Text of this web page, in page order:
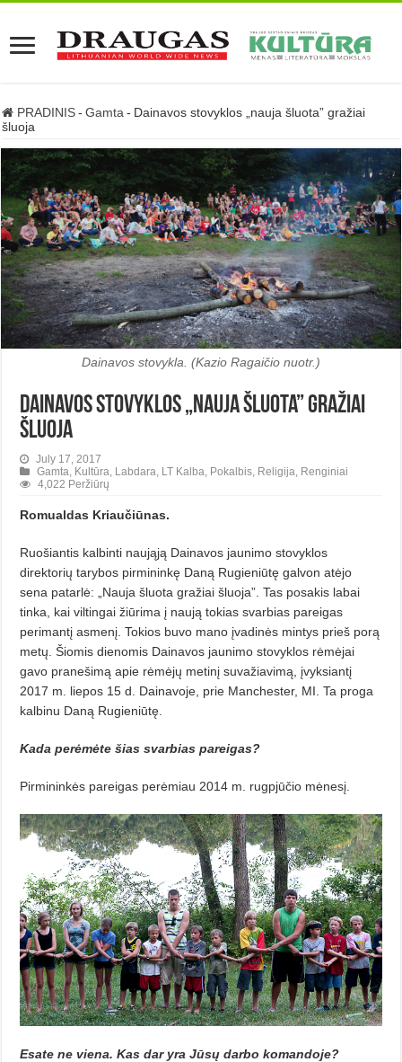
PRADINIS - Gamta - Dainavos stovyklos „nauja šluota” gražiai
šluoja
Dainavos stovykla. (Kazio Ragaičio nuotr.)
Dainavos stovyklos „nauja šluota” gražiai
šluoja
July 17, 2017
Gamta Kultūra Labdara LT Kalba Pokalbis Religija Renginiai
4,022 Peržiūrų
Romualdas Kriaučiūnas.
Ruošiantis kalbinti naująją Dainavos jaunimo stovyklos
direktorių tarybos pirmininkę Daną Rugieniūtę galvon atėjo
sena patarlė: „Nauja šluota gražiai šluoja”. Tas posakis labai
tinka, kai viltingai žiūrima į naują tokias svarbias pareigas
perimantį asmenį. Tokios buvo mano įvadinės mintys prieš porą
metų. Šiomis dienomis Dainavos jaunimo stovyklos rėmėjai
gavo pranešimą apie rėmėjų metinį suvažiavimą, įvyksiantį
2017 m. liepos 15 d. Dainavoje, prie Manchester, MI. Ta proga
kalbinu Daną Rugieniūtę.
Kada perėmėte šias svarbias pareigas?
Pirmininkės pareigas perėmiau 2014 m. rugpjūčio mėnesį.
Esate ne viena. Kas dar yra Jūsų darbo komandoje?